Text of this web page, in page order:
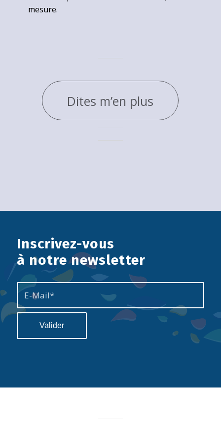
mesure.
Dites m’en plus
Inscrivez-vous
à notre newsletter